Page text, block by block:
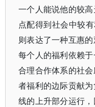
一个人能说他的较
点配得到社会中较
则表达了一种互惠
每个人的福利依赖
合理合作体系的社
者福利的边际贡献
线的上升部分运行